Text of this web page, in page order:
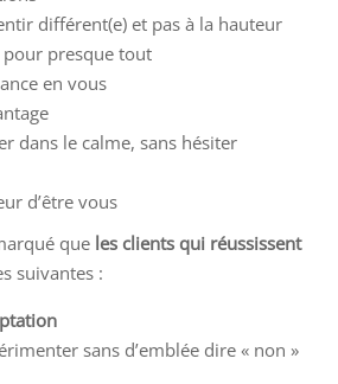
différent(e) et pas à la hauteur
presque tout
en vous
dans le calme, sans hésiter
d’être vous
que les clients qui réussissent
suivantes :
sans d’emblée dire « non »